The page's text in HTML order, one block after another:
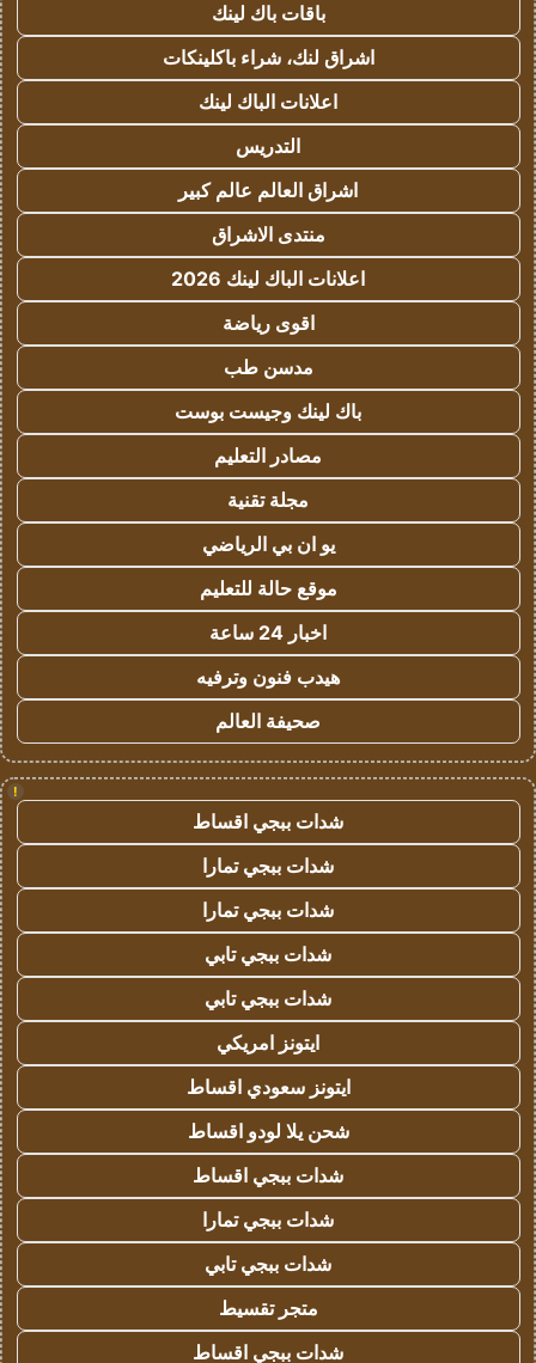
باقات باك لينك
اشراق لنك، شراء باكلينكات
اعلانات الباك لينك
التدريس
اشراق العالم عالم كبير
منتدى الاشراق
اعلانات الباك لينك 2026
اقوى رياضة
مدسن طب
باك لينك وجيست بوست
مصادر التعليم
مجلة تقنية
يو ان بي الرياضي
موقع حالة للتعليم
اخبار 24 ساعة
هيدب فنون وترفيه
صحيفة العالم
!
شدات ببجي اقساط
شدات ببجي تمارا
شدات ببجي تمارا
شدات ببجي تابي
شدات ببجي تابي
ايتونز امريكي
ايتونز سعودي اقساط
شحن يلا لودو اقساط
شدات ببجي اقساط
شدات ببجي تمارا
شدات ببجي تابي
متجر تقسيط
شدات ببجي اقساط